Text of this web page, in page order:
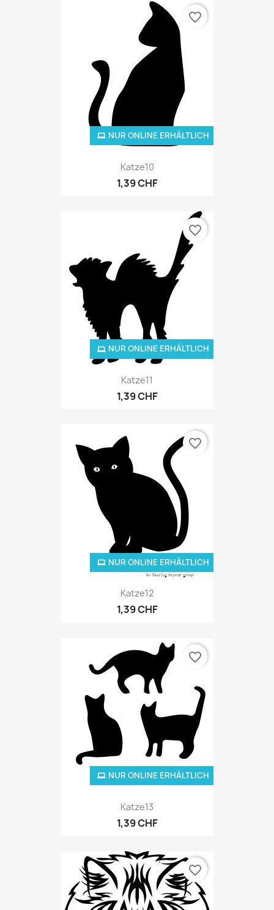
Katze10
1,39 CHF
NUR ONLINE ERHÄLTLICH
favorite_border
Katze11
1,39 CHF
NUR ONLINE ERHÄLTLICH
favorite_border
Katze12
1,39 CHF
NUR ONLINE ERHÄLTLICH
favorite_border
Katze13
1,39 CHF
NUR ONLINE ERHÄLTLICH
favorite_border
favorite_border